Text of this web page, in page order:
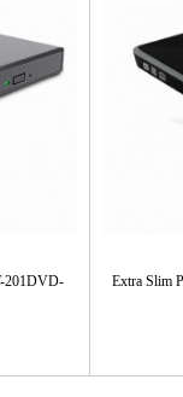
201DVD-
Extra Slim